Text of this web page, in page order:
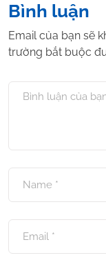
Bình luận
Email của bạn sẽ
trường bắt buộc